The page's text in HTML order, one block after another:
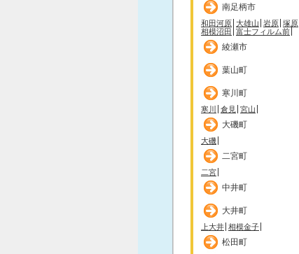
南足柄市
和田河原 大雄山 岩原 塚原
相模沼田 富士フィルム前
綾瀬市
葉山町
寒川町
寒川 倉見 宮山
大磯町
大磯
二宮町
二宮
中井町
大井町
上大井 相模金子
松田町